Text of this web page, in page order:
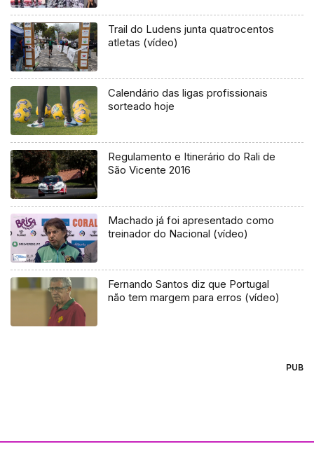
Trail do Ludens junta quatrocentos
atletas (vídeo)
Calendário das ligas profissionais
sorteado hoje
Regulamento e Itinerário do Rali de
São Vicente 2016
Machado já foi apresentado como
treinador do Nacional (vídeo)
Fernando Santos diz que Portugal
não tem margem para erros (vídeo)
PUB